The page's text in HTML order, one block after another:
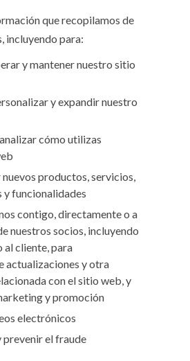
que recopilamos de
incluyendo para:
y mantener nuestro sitio
y expandir nuestro
cómo utilizas
productos, servicios,
funcionalidades
contigo, directamente o a
nuestros socios, incluyendo
al cliente, para
actualizaciones y otra
con el sitio web, y
y promoción
electrónicos
prevenir el fraude